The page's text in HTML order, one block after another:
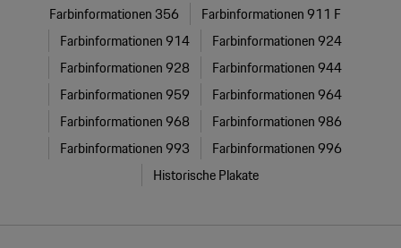
Farbinformationen 356
Farbinformationen 911 F
Farbinformationen 914
Farbinformationen 924
Farbinformationen 928
Farbinformationen 944
Farbinformationen 959
Farbinformationen 964
Farbinformationen 968
Farbinformationen 986
Farbinformationen 993
Farbinformationen 996
Historische Plakate